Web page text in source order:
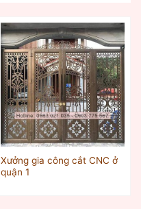
Xưởng gia công cắt CNC ở
quận 1